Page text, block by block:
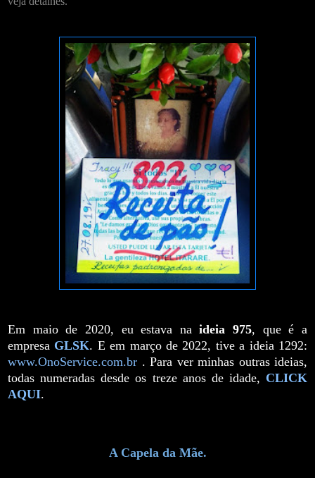
Em maio de 2020, eu estava naideia 975, que é a
empresa GLSK. E em março de 2022, tive a ideia 1292:
www.OnoService.com.br . Para ver minhas outras ideias,
todas numeradas desde os treze anos de idade, CLICK
AQUI.
A Capela da Mãe.